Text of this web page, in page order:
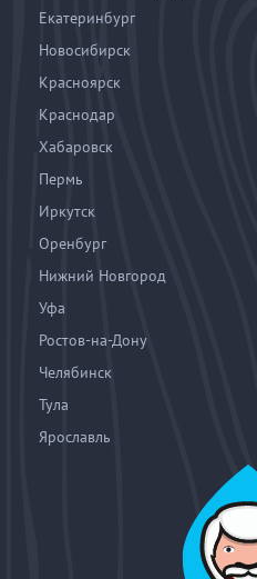
Екатеринбург
Новосибирск
Красноярск
Краснодар
Хабаровск
Пермь
Иркутск
Оренбург
Нижний Новгород
Уфа
Ростов-на-Дону
Челябинск
Тула
Ярославль